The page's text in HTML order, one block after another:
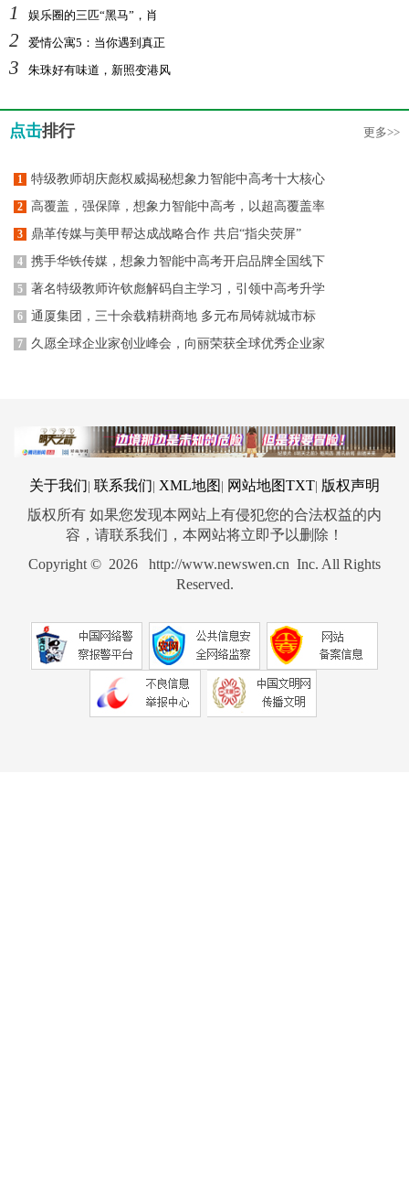
1 娱乐圈的三匹“黑马”，肖
2 爱情公寓5：当你遇到真正
3 朱珠好有味道，新照变港风
点击排行 更多>>
1 特级教师胡庆彪权威揭秘想象力智能中高考十大核心
2 高覆盖，强保障，想象力智能中高考，以超高覆盖率
3 鼎革传媒与美甲帮达成战略合作 共启“指尖荧屏”
4 携手华铁传媒，想象力智能中高考开启品牌全国线下
5 著名特级教师许钦彪解码自主学习，引领中高考升学
6 通厦集团，三十余载精耕商地 多元布局铸就城市标
7 久愿全球企业家创业峰会，向丽荣获全球优秀企业家
关于我们 联系我们 XML地图 网站地图TXT 版权声明
版权所有 如果您发现本网站上有侵犯您的合法权益的内
容，请联系我们，本网站将立即予以删除！
Copyright © 2026 http://www.newswen.cn Inc. All Rights
Reserved.